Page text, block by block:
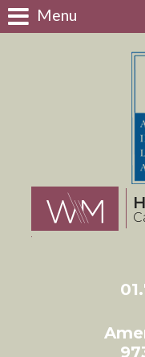
Menu
Panneau de gestion des cookies